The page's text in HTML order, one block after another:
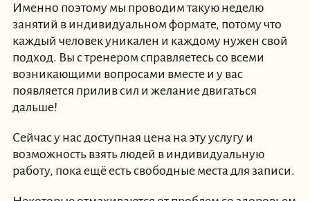
Именно поэтому мы проводим такую неделю
занятий в индивидуальном формате, потому что
каждый человек уникален и каждому нужен свой
подход. Вы с тренером справляетесь со всеми
возникающими вопросами вместе и у вас
появляется прилив сил и желание двигаться
дальше!
Сейчас у нас доступная цена на эту услугу и
возможность взять людей в индивидуальную
работу, пока ещё есть свободные места для записи.